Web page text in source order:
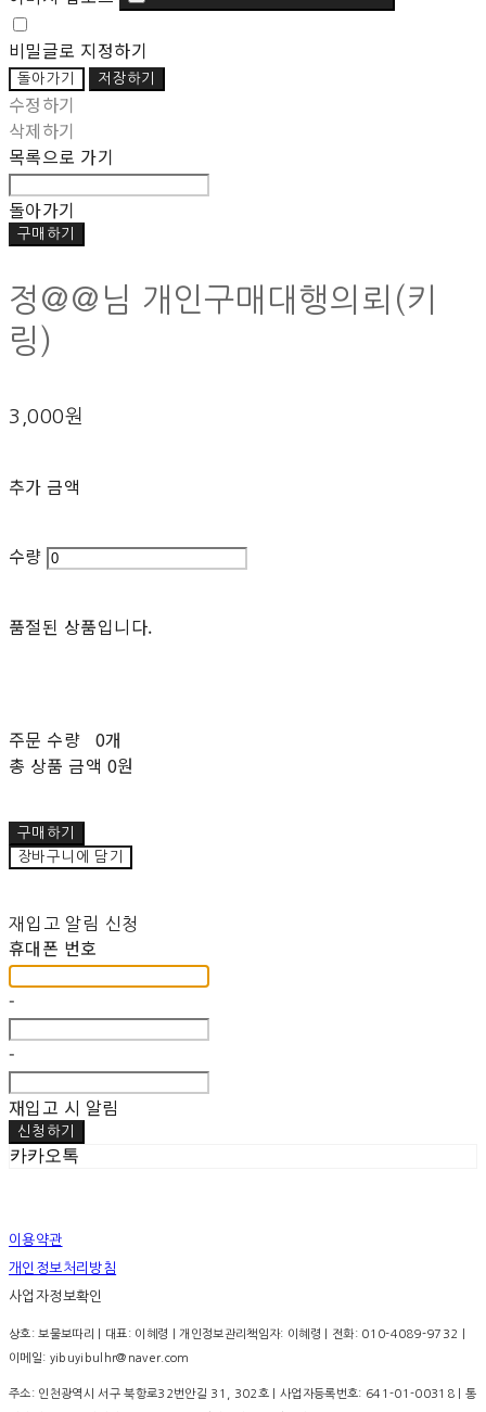
비밀글로 지정하기
돌아가기 저장하기
수정하기
삭제하기
목록으로 가기
돌아가기
구매하기
정@@님 개인구매대행의뢰(키
링)
3,000원
추가 금액
수량
품절된 상품입니다.
주문 수량 0개
총 상품 금액 0원
구매하기
장바구니에 담기
재입고 알림 신청
휴대폰 번호
-
-
재입고 시 알림
신청하기
카카오톡
이용약관
개인정보처리방침
사업자정보확인
상호: 보물보따리 | 대표: 이혜령 | 개인정보관리책임자: 이혜령 | 전화: 010-4089-9732 |
이메일: yibuyibulhr@naver.com
주소: 인천광역시 서구 북항로32번안길 31, 302호 | 사업자등록번호: 641-01-00318| 통